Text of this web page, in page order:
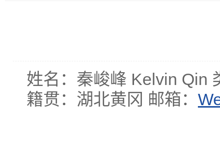
姓名：秦峻峰 Kelvin Qin
籍贯：湖北黄冈 邮箱：